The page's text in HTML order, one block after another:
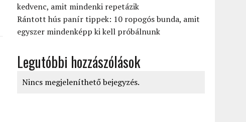
kedvenc, amit mindenki repetázik
Rántott hús panír tippek: 10 ropogós bunda, amit
egyszer mindenképp ki kell próbálnunk
Legutóbbi hozzászólások
Nincs megjeleníthető bejegyzés.